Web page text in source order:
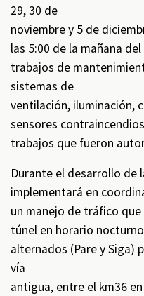
29, 30 de
noviembre y 5 de
las 5:00 de la mañana
trabajos de
sistemas de
ventilación, iluminación,
sensores
trabajos que fueron
Durante el desarrollo de
implementará en
un manejo de tráfico
túnel en horario
alternados (Pare y Siga)
vía
antigua, entre el km36